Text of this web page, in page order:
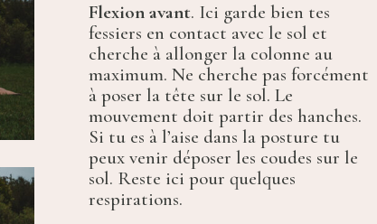
Flexion avant. Ici garde bien tes
fessiers en contact avec le sol et
cherche à allonger la colonne au
maximum. Ne cherche pas forcément
à poser la tête sur le sol. Le
mouvement doit partir des hanches.
Si tu es à l’aise dans la posture tu
peux venir déposer les coudes sur le
sol. Reste ici pour quelques
respirations.